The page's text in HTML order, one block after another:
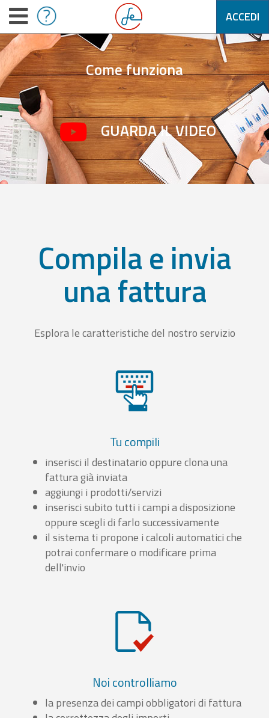
ACCEDI
Come funziona
GUARDA IL VIDEO
Compila e invia
una fattura
Esplora le caratteristiche del nostro servizio
Tu compili
inserisci il destinatario oppure clona una
fattura già inviata
aggiungi i prodotti/servizi
inserisci subito tutti i campi a disposizione
oppure scegli di farlo successivamente
il sistema ti propone i calcoli automatici che
potrai confermare o modificare prima
dell'invio
Noi controlliamo
la presenza dei campi obbligatori di fattura